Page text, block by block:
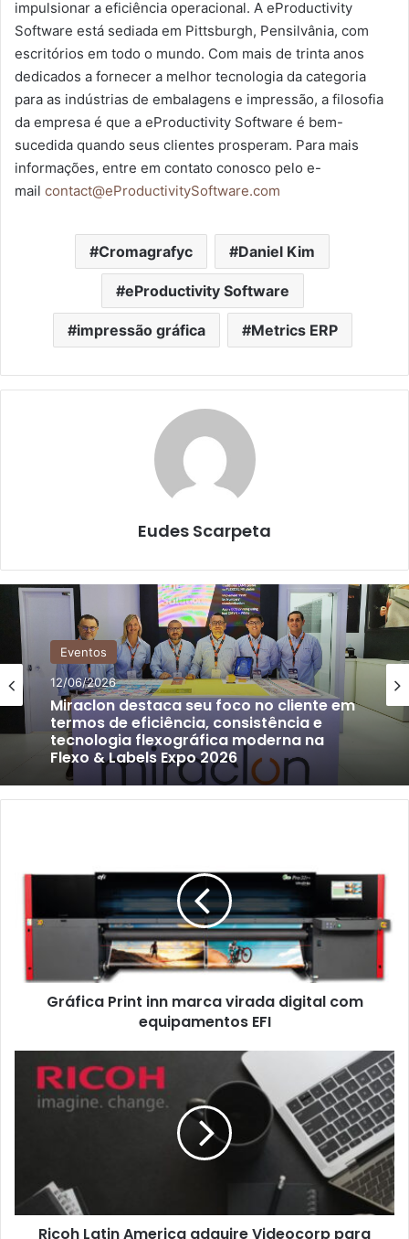
impulsionar a eficiência operacional. A eProductivity
Software está sediada em Pittsburgh, Pensilvânia, com
escritórios em todo o mundo. Com mais de trinta anos
dedicados a fornecer a melhor tecnologia da categoria
para as indústrias de embalagens e impressão, a filosofia
da empresa é que a eProductivity Software é bem-
sucedida quando seus clientes prosperam. Para mais
informações, entre em contato conosco pelo e-
mail contact@eProductivitySoftware.com
Cromagrafyc Daniel Kim
eProductivity Software
impressão gráfica Metrics ERP
Eudes Scarpeta
Eventos
12/06/2026
Miraclon destaca seu foco no cliente em
termos de eficiência, consistência e
tecnologia flexográfica moderna na
Flexo & Labels Expo 2026
marca
digital
EFI
Gráfica Print inn marca virada digital com
equipamentos EFI
America
ainda
mais
suasRicoh Latin America adquire Videocorp para